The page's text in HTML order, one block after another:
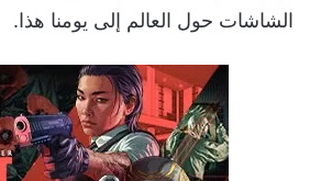
الشاشات حول العالم إلى يومنا هذا.